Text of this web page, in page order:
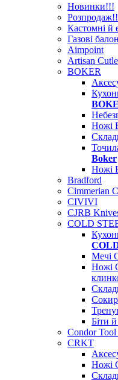
Новинки!!!
Кастомні й
Газові
Aimpoint
Artisan
BOKER
Ножі
Boker
Ножі
Bradford
Cimmerian
CIVIVI
CJRB
COLD
Мечі
Ножі
Біти
Condor
CRKT
Ножі